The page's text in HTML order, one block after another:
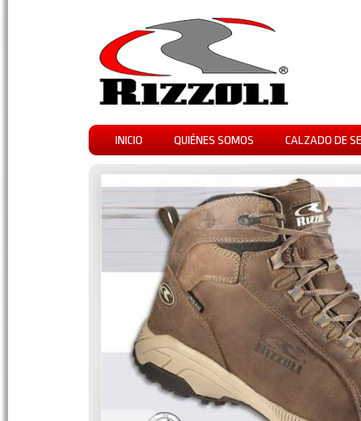
INICIO QUIÉNES SOMOS CALZADO DE